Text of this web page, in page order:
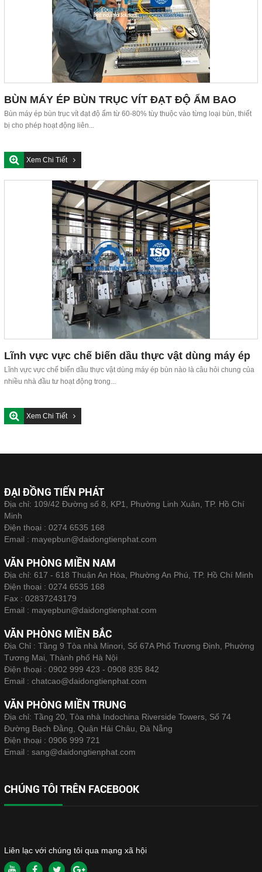
BÙN MÁY ÉP BÙN TRỤC VÍT ĐẠT ĐỘ ẨM BAO
NHIÊU?
Bùn máy ép bùn trục vít đạt độ ẩm từ 60-80% tùy thuộc vào từng loại bùn, thiết
bị cho phép hoạt động liên...
Xem Chi Tiết
Lĩnh vực vực chế biến dầu thực vật dùng máy ép
bùn nào?
Lĩnh vực vực chế biến dầu thực vật dùng máy ép bùn nào là câu hỏi chung của
nhiều nhà đầu tư hoạt động trong...
Xem Chi Tiết
ĐẠI ĐỒNG TIẾN PHÁT
Địa chỉ: 109/42 Đường số 8, KP1, Phường Linh Xuân, TP. Hồ Chí
Minh
Điện thoại : 0274 6535 168
Email : mayepbun@daidongtienphat.com
VĂN PHÒNG MIỀN NAM
Địa chỉ: 617 - 618 Thuận An Hòa, Phường An Phú, TP. Hồ Chí Minh
Điện thoại : 0274 6535 168
Fax : 02837243179
Email : mayepbun@daidongtienphat.com
VĂN PHÒNG MIỀN BẮC
Địa Chỉ : Tầng 9 Tòa nhà Minori, Số 67A Phố Trương Định, Phường
Tương Mai, Thành phố Hà Nội
Điện thoại : 0902 999 423 - 0908 835 842
Email : chatcao@daidongtienphat.com
VĂN PHÒNG MIỀN TRUNG
Địa chỉ: Tầng 20, Tòa nhà Indochina Riverside Towers, Số 74
Đường Bạch Đằng, Quận Hải Châu, Đà Nẵng
Điện thoại : 0906 999 721
Email : sang@daidongtienphat.com
CHÚNG TÔI TRÊN FACEBOOK
Liên lạc với chúng tôi qua mạng xã hội